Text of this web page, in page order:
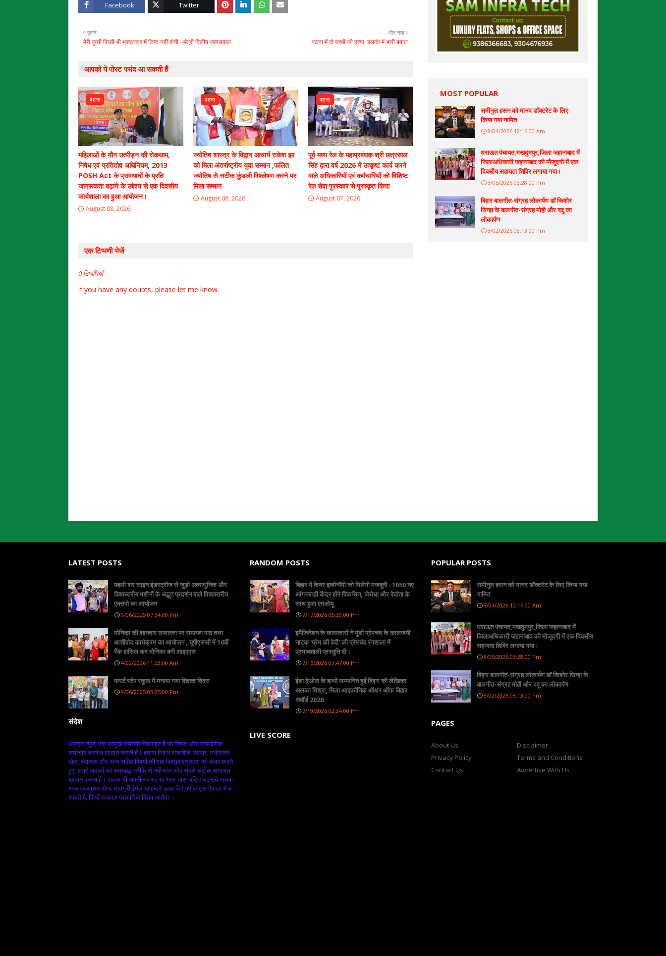
Facebook Twitter
और नया
पटना में दो बच्चों की हत्या, इलाके में भारी बवाल
पुराने
मेरी कुर्सी किसी भी भ्रष्टाचार में लिप्त नहीं होगी - मंत्री दिलीप जायसवाल
आपको ये पोस्ट पसंद आ सकती हैं
पटना
महिलाओं के यौन उत्पीड़न की रोकथाम,
निषेध एवं प्रतितोष अधिनियम, 2013
POSH Act के प्रावधानों के प्रति
जागरूकता बढ़ाने के उद्देश्य से एक दिवसीय
कार्यशाला का हुआ आयोजन।
August 08, 2026
पटना
ज्योतिष शास्त्र के विद्वान आचार्य राकेश झा
को मिला अंतर्राष्ट्रीय युवा सम्मान ,फलित
ज्योतिष से सटीक कुंडली विश्लेषण करने पर
मिला सम्मान
August 08, 2026
पटना
पूर्व मध्य रेल के महाप्रबंधक श्री छत्रसाल
सिंह द्वारा वर्ष 2026 में उत्कृष्ट कार्य करने
वाले अधिकारियों एवं कर्मचारियों को विशिष्ट
रेल सेवा पुरस्कार से पुरस्कृत किया
August 07, 2026
एक टिप्पणी भेजें
0 टिप्पणियाँ
if you have any doubts, please let me know.
MOST POPULAR
समीनुल हसन को मानद डॉक्टरेट के लिए
किया गया नामित
8/04/2026 12:16:00 Am
धराऊत पंचायत,मखदुमपुर,जिला जहानाबाद में
जिलाअधिकारी जहानाबाद की मौजूदगी में एक
दिवसीय सहायता शिविर लगाया गया।
8/05/2026 03:28:00 Pm
बिहार बालगीत-संग्रह लोकार्पण डॉ किशोर
सिन्हा के बालगीत-संग्रह मोही और दद्दू का
लोकार्पण
8/02/2026 08:13:00 Pm
LATEST POSTS
पहली बार साइन इंडस्ट्रीज से जुड़ी अत्याधुनिक और
विश्वस्तरीय मशीनों के अद्भुत प्रदर्शन वाले विश्वस्तरीय
एक्सपो का आयोजन
9/06/2025 07:34:00 Pm
मोनिका की शानदार सफलता पर रामायण पाठ तथा
आशीर्वाद कार्यक्रम का आयोजन , यूपीएससी में 16वीं
रैंक हासिल कर मोनिका बनी आइएएस
4/02/2026 11:23:00 Am
फर्स्ट स्टेप स्कूल में मनाया गया शिक्षक दिवस
9/06/2025 03:25:00 Pm
संदेश
आरएन न्यूज़, एक प्रमुख समाचार वेबसाइट है जो निष्पक्ष और प्रामाणिक
समाचार कवरेज प्रदान करती है। हमारा मिशन राजनीति, व्यापार, मनोरंजन,
खेल, स्वास्थ्य और अन्य सहित विषयों की एक विस्तृत श्रृंखला को कवर करते
हुए, हमारे पाठकों को समयबद्ध तरीके से नवीनतम और सबसे सटीक समाचार
प्रदान करना है। पाठक भी अपनी रचनाएं या आस-पास घटित घटनाये अथवा
अन्य प्रकाशन योग्य सामग्री ईमेल या हमारे ऊपर दिए गए व्हाट्स ऐप पर भेज
सकते है, जिन्हें तत्काल प्रकाशित किया जायेगा ।
RANDOM POSTS
बिहार में केयर इकोनॉमी को मिलेगी मजबूती : 1050 नए
आंगनबाड़ी केंद्र होंगे विकसित, जेरोधा और वेदांता के
साथ हुआ एमओयू
7/17/2026 05:39:00 Pm
इमैजिनेशन के कलाकारों ने मुंशी प्रेमचंद के कालजयी
नाटक 'प्रेम की वेदी' की प्रेमचंद रंगशाला में
प्रभावशाली प्रस्तुति दी।
7/16/2026 07:47:00 Pm
ईशा देओल के हाथों सम्मानित हुईं बिहार की लेखिका
अलका मिश्रा, मिला आइकॉनिक ऑथर ऑफ बिहार
अवॉर्ड 2026
7/19/2026 02:34:00 Pm
LIVE SCORE
POPULAR POSTS
समीनुल हसन को मानद डॉक्टरेट के लिए किया गया
नामित
8/04/2026 12:16:00 Am
धराऊत पंचायत,मखदुमपुर,जिला जहानाबाद में
जिलाअधिकारी जहानाबाद की मौजूदगी में एक दिवसीय
सहायता शिविर लगाया गया।
8/05/2026 03:28:00 Pm
बिहार बालगीत-संग्रह लोकार्पण डॉ किशोर सिन्हा के
बालगीत-संग्रह मोही और दद्दू का लोकार्पण
8/02/2026 08:13:00 Pm
PAGES
About Us
Disclaimer
Privacy Policy
Terms and Conditions
Contact Us
Advertise With Us